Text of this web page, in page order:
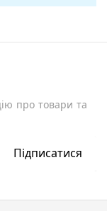
про товари та
Підписатися